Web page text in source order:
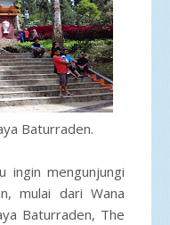
Baturraden.
ingin mengunjungi
mulai dari Wana
Baturraden, The